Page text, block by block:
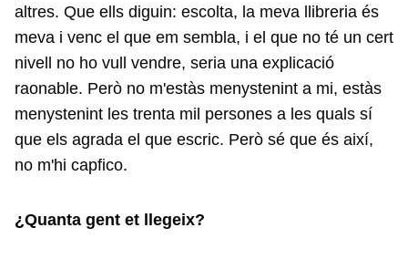
altres. Que ells diguin: escolta, la meva llibreria és
meva i venc el que em sembla, i el que no té un cert
nivell no ho vull vendre, seria una explicació
raonable. Però no m'estàs menystenint a mi, estàs
menystenint les trenta mil persones a les quals sí
que els agrada el que escric. Però sé que és així,
no m'hi capfico.
¿Quanta gent et llegeix?